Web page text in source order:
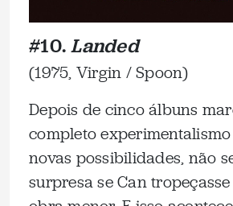
#10.Landed
(1975, Virgin / Spoon)
Depois de cinco álbuns
completo
novas possibilidades, não
surpresa se Can